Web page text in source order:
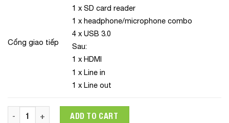
Cổng giao tiếp
1 x SD card reader
1 x headphone/microphone combo
4 x USB 3.0
Sau:
1 x HDMI
1 x Line in
1 x Line out
PC HP 280 Pro G5 SFF (i5-10400/4GB RAM/HDD 1TB/
ADD TO CART